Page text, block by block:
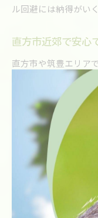
ル回避には納得がい
直方市近郊で安心
直方市や筑豊エリア
明朗な料金設定とサ
ト訪問火葬ポピーの
ている場合、追加費
す。
また、ご家族の希望
骨堂での供養など柔
穏やかにお別れを迎
の相談もできるプラ
現します。